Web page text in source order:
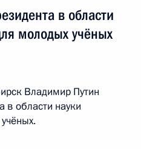
в области
молодых учёных
Владимир Путин
в области науки